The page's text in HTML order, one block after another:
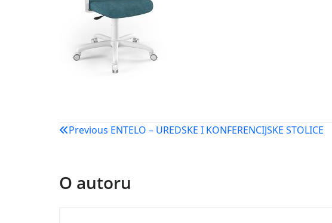
Navigacija
Previous ENTELO – UREDSKE I KONFERENCIJSKE STOLICE
O autoru